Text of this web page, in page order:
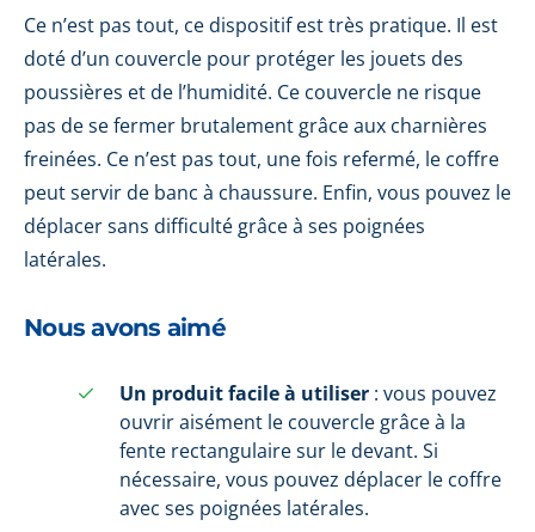
Ce n’est pas tout, ce dispositif est très pratique. Il est
doté d’un couvercle pour protéger les jouets des
poussières et de l’humidité. Ce couvercle ne risque
pas de se fermer brutalement grâce aux charnières
freinées. Ce n’est pas tout, une fois refermé, le coffre
peut servir de banc à chaussure. Enfin, vous pouvez le
déplacer sans difficulté grâce à ses poignées
latérales.
Nous avons aimé
Un produit facile à utiliser : vous pouvez
ouvrir aisément le couvercle grâce à la
fente rectangulaire sur le devant. Si
nécessaire, vous pouvez déplacer le coffre
avec ses poignées latérales.